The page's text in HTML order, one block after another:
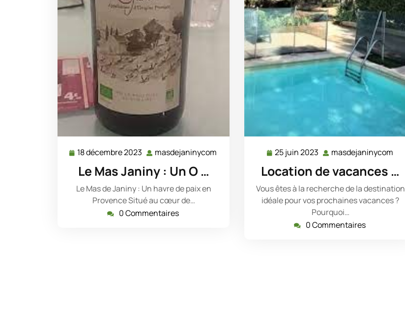
18 décembre 2023 18
décembre
2023
masdejaninycom masdejaninycom
Le Mas Janiny : Un O …
Le Mas de Janiny : Un havre de paix en
Provence Situé au cœur de…
0 Commentaires
25 juin 2023 25
juin
2023
masdejaninycom
Location de vacances …
Vous êtes à la recherche de la destination
idéale pour vos prochaines vacances ?
Pourquoi…
0 Commentaires